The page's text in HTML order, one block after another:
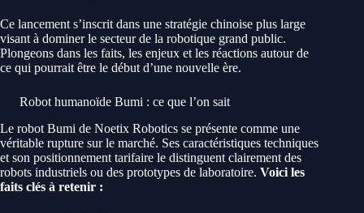
Ce lancement s’inscrit dans une stratégie chinoise plus large
visant à dominer le secteur de la robotique grand public.
Plongeons dans les faits, les enjeux et les réactions autour de
ce qui pourrait être le début d’une nouvelle ère.
Robot humanoïde Bumi : ce que l’on sait
Le robot Bumi de Noetix Robotics se présente comme une
véritable rupture sur le marché. Ses caractéristiques techniques
et son positionnement tarifaire le distinguent clairement des
robots industriels ou des prototypes de laboratoire. Voici les
faits clés à retenir :